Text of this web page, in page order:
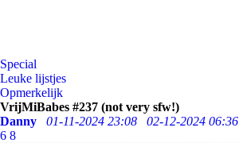
Special
Leuke lijstjes
Opmerkelijk
VrijMiBabes #237 (not very sfw!)
Danny
01-11-2024 23:08 02-12-2024 06:36
6 8